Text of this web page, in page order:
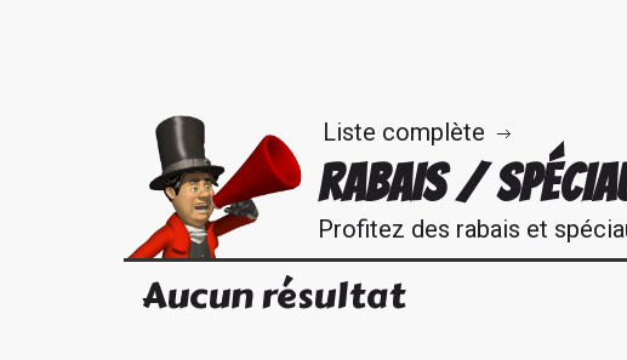
Liste complète
RABAIS /
Profitez des rabais et
Aucun résultat